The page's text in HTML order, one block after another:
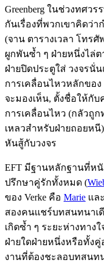
Greenberg ในช่วงทศว
กันเรื่องที่พวกเขาคิดว่า
(จาน ตารางเวลา โทร
ผูกพันซ้ำ ๆ ฝ่ายหนึ่งไล่
ฝ่ายปิดประตูใส่ วงจรนั่
การเคลื่อนไหวหลักขอ
จะมองเห็น, ตั้งชื่อให้กั
การเคลื่อนไหว (กลัวถู
เหลวสำหรับฝ่ายถอยห
หันสู้กับวงจร
EFT มีฐานหลักฐานที่ห
ปรึกษาคู่รักทั้งหมด (
ของ Verke คือ Marie แล
สองคนแชร์บทสนทนาเ
เกิดซ้ำ ๆ ระยะห่างทาง
ฝ่ายใดฝ่ายหนึ่งหรือทั้ง
งานที่ต้องชะลอบทสนท